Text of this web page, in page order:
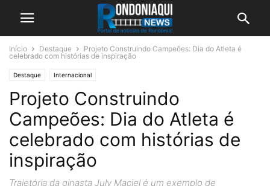
Início Destaque
Projeto Construindo Campeões: Dia do Atleta é
celebrado com histórias de inspiração
Destaque Internacional
Projeto Construindo
Campeões: Dia do Atleta é
celebrado com histórias de
inspiração
Trajetória da ginasta July Maciel é um exemplo de